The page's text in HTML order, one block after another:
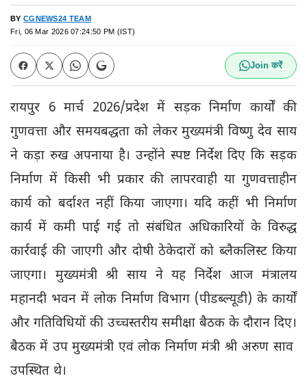
BY CGNEWS24 TEAM
Fri, 06 Mar 2026 07:24:50 PM (IST)
Join करें
रायपुर 6 मार्च 2026/प्रदेश में सड़क निर्माण कार्यों की
गुणवत्ता और समयबद्धता को लेकर मुख्यमंत्री विष्णु देव साय
ने कड़ा रुख अपनाया है। उन्होंने स्पष्ट निर्देश दिए कि सड़क
निर्माण में किसी भी प्रकार की लापरवाही या गुणवत्ताहीन
कार्य को बर्दाश्त नहीं किया जाएगा। यदि कहीं भी निर्माण
कार्य में कमी पाई गई तो संबंधित अधिकारियों के विरुद्ध
कार्रवाई की जाएगी और दोषी ठेकेदारों को ब्लैकलिस्ट किया
जाएगा। मुख्यमंत्री श्री साय ने यह निर्देश आज मंत्रालय
महानदी भवन में लोक निर्माण विभाग (पीडब्ल्यूडी) के कार्यों
और गतिविधियों की उच्चस्तरीय समीक्षा बैठक के दौरान दिए।
बैठक में उप मुख्यमंत्री एवं लोक निर्माण मंत्री श्री अरुण साव
उपस्थित थे।